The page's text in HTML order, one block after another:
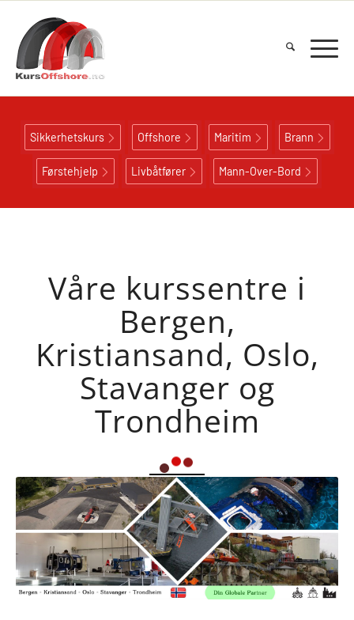
Sikkerhetskurs Offshore Maritim Brann
Førstehjelp Livbåtfører Mann-Over-Bord
Våre kurssentre i
Bergen,
Kristiansand, Oslo,
Stavanger og
Trondheim